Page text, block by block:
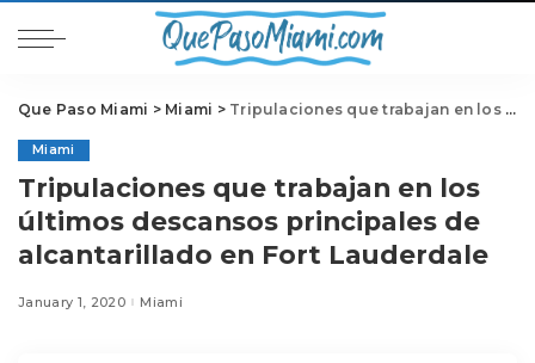
Que Paso Miami > Miami > Tripulaciones que trabajan en los últimos descansos principales de alcantarillado en Fort Lauderdale
Miami
Tripulaciones que trabajan en los
últimos descansos principales de
alcantarillado en Fort Lauderdale
January 1, 2020 Miami